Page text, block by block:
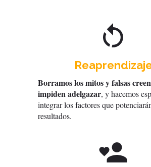
Borramos los mitos y falsas
impiden adelgazar, y hacemos
integrar los factores que
resultados.